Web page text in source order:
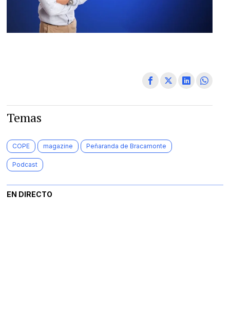
Temas
COPE magazine Peñaranda de Bracamonte
Podcast
EN DIRECTO